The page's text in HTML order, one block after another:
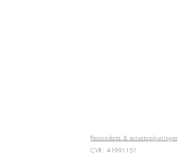
Persondata & privatoplysninger
CVR: 41991151